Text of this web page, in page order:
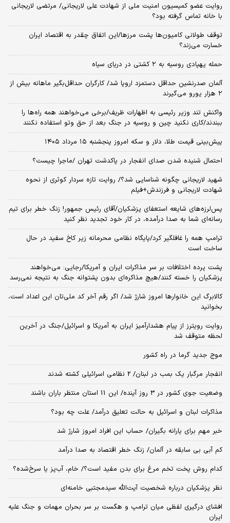
روایت عضو کمیسیون امنیت ملی از شهادت علی لاریجانی/ مرتضی لاریجانی
با خانه تماس گرفته بود؟
توقف طولانی کامیون‌ها پشت مرزها/این اتفاق چقدر به اقتصاد ایران
خسارت می‌زند؟
حمله پهپادی روسیه به ۲ کشتی در دریای سیاه
آلمان صدرنشین حداقل دستمزد اروپا شد/ کارگران حداقل‌بگیر ماهانه بیش از
۲ هزار یورو می‌گیرند
واکنش تند وزیر رئیسی به اظهارات ظریف/برخی می‌خواهند همه راه‌ها را
ببندند/کاری نکنید چین و روسیه در جنگ بعد از حق وتو استفاده نکنند
پیش‌بینی قیمت طلا، دلار و سکه امروز پنجشنبه ۱۵ مرداد ۱۴۰۵
احتمال شنیده شدن صدای انفجار در پاکدشت تهران /ماجرا چیست؟
شهید لاریجانی چگونه شناسایی شد؟/ روایت تازه سردار کوثری از نحوه
شهادت لاریجانی و فرزندش+فیلم
پس‌لرزه‌های شایعه استعفای پزشکیان/آقای رئیس جمهور! زنگ خطر برای تیم
رسانه‌ای شما به صدا درآمده، در کار خود تجدید نظر کنید
ترامپ همه را غافلگیر کرد/پایگاه نظامی محرمانه زیر کاخ سفید در حال
ساخت است
پشت پرده اختلافات بر سر مذاکرات ایران و آمریکا/رجایی: می‌خواهند
پزشکیان را خسته کنند/هیچ مذاکره‌ای بدون پشتوانه جنگ به نتیجه نمی‌رسد
کالابرگ این خانوارها امروز شارژ شد/ اگر رقم آخر کد ملی‌تان این اعداد است،
بخوانید
روایت رویترز از پیام هشدارآمیز ایران به آمریکا و اسرائیل/جنگ در آخرین
لحظه متوقف شد
موج جدید گرما در راه کشور
انفجار مرگبار یک بمب در لبنان/ 2 نظامی اسرائیلی کشته شدند
وضعیت جوی کشور در 3 روز آینده/ این 11 استان منتظر باران باشند
مذاکرات لبنان و اسرائیل به حالت تعلیق درآمد/ علت چه بود؟
خبر مهم برای یارانه بگیران/ حساب این افراد امروز شارژ شد
کم آبی بی سابقه در آلمان/ زنگ خطر اقتصاد به صدا درآمد
کدام روش پخت تخم مرغ برای بدن مفید است؟/ خام، آب‌پز یا سرخ‌شده؟
نظر پزشکیان درباره شخصیت آیت‌الله سیدمجتبی خامنه‌ای
افشای درگیری لفظی میان ترامپ و هگست بر سر بحران مهمات و جنگ علیه
ایران